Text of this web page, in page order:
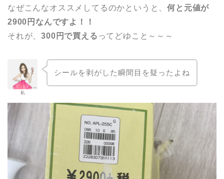
なぜこんなオススメしてるのかというと、何と元値が
2900円なんですよ！！
それが、300円で買える ってどゆこと～～～
私
シールを剥がした瞬間目を疑ったよね